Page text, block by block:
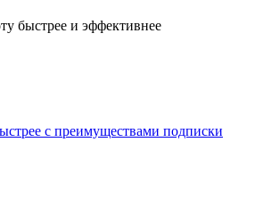
быстрее и эффективнее
с преимуществами подписки